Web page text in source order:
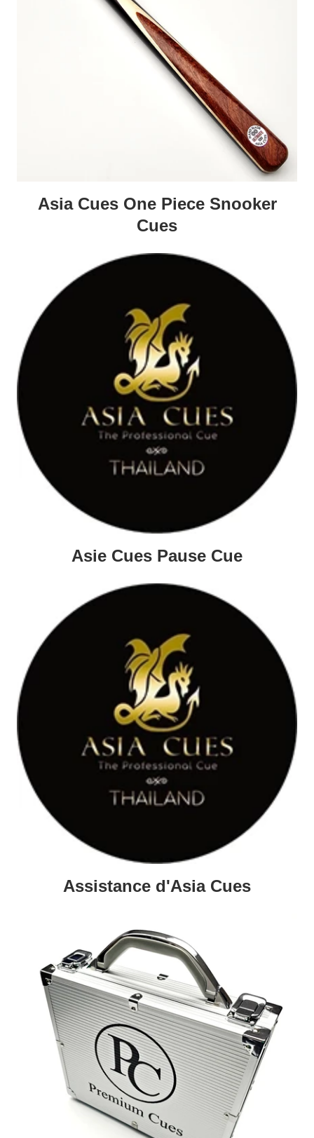
Asia Cues One Piece Snooker
Cues
Asie Cues Pause Cue
Assistance d'Asia Cues